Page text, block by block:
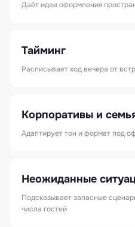
Даёт идеи оформления
Тайминг
Расписывает ход вечера от
Корпоративы и
Адаптирует тон и формат под
Неожиданные
Подсказывает запасные
числа гостей